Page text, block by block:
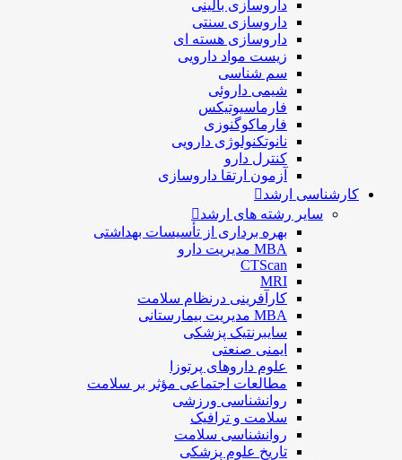
داروسازی بالينی
داروسازی سنتی
داروسازی هسته ای
زیست مواد دارویی
سم شناسی
شيمی داروئی
فارماسيوتيكس
فارماكوگنوزی
نانوتکنولوژی دارویی
كنترل دارو
آزمون ارتقا داروسازی
کارشناسی ارشد
سایر رشته های ارشد
بهره برداری از تأسیسات بهداشتی
MBA مدیریت دارو
CTScan
MRI
کارآفرینی درنظام سلامت
MBA مدیریت بیمارستانی
سایبرنتیک پزشکی
ایمنی صنعتی
علوم داروهای پرتوزا
مطالعات اجتماعی مؤثر بر سلامت
روانشناسی ورزشی
سلامت و ترافیک
روانشناسی سلامت
تاریخ علوم پزشکی